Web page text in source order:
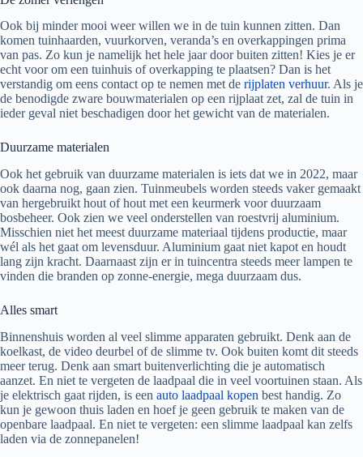
Ook bij minder mooi weer willen we in de tuin kunnen zitten. Dan
komen tuinhaarden, vuurkorven, veranda’s en overkappingen prima
van pas. Zo kun je namelijk het hele jaar door buiten zitten! Kies je er
echt voor om een tuinhuis of overkapping te plaatsen? Dan is het
verstandig om eens contact op te nemen met de rijplaten verhuur. Als je
de benodigde zware bouwmaterialen op een rijplaat zet, zal de tuin in
ieder geval niet beschadigen door het gewicht van de materialen.
Duurzame materialen
Ook het gebruik van duurzame materialen is iets dat we in 2022, maar
ook daarna nog, gaan zien. Tuinmeubels worden steeds vaker gemaakt
van hergebruikt hout of hout met een keurmerk voor duurzaam
bosbeheer. Ook zien we veel onderstellen van roestvrij aluminium.
Misschien niet het meest duurzame materiaal tijdens productie, maar
wél als het gaat om levensduur. Aluminium gaat niet kapot en houdt
lang zijn kracht. Daarnaast zijn er in tuincentra steeds meer lampen te
vinden die branden op zonne-energie, mega duurzaam dus.
Alles smart
Binnenshuis worden al veel slimme apparaten gebruikt. Denk aan de
koelkast, de video deurbel of de slimme tv. Ook buiten komt dit steeds
meer terug. Denk aan smart buitenverlichting die je automatisch
aanzet. En niet te vergeten de laadpaal die in veel voortuinen staan. Als
je elektrisch gaat rijden, is een auto laadpaal kopen best handig. Zo
kun je gewoon thuis laden en hoef je geen gebruik te maken van de
openbare laadpaal. En niet te vergeten: een slimme laadpaal kan zelfs
laden via de zonnepanelen!